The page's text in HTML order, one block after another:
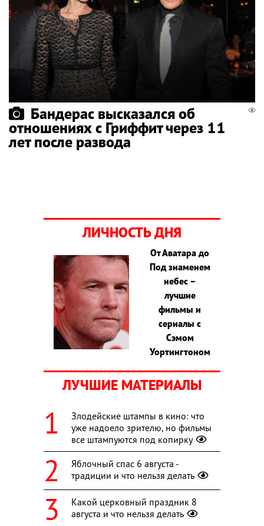
Бандерас высказался об
отношениях с Гриффит через 11
лет после развода
ЛИЧНОСТЬ ДНЯ
От Аватара до
Под знаменем
небес –
лучшие
фильмы и
сериалы с
Сэмом
Уортингтоном
ЛУЧШИЕ МАТЕРИАЛЫ
Злодейские штампы в кино: что
уже надоело зрителю, но фильмы
все штампуются под копирку
Яблочный спас 6 августа -
традиции и что нельзя делать
Какой церковный праздник 8
августа и что нельзя делать